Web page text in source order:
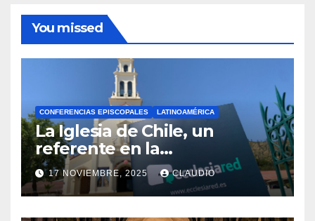
You missed
CONFERENCIAS EPISCOPALES LATINOAMÉRICA
La Iglesia de Chile, un
referente en la
transformación digital
gracias a Ecclesiared
17 NOVIEMBRE, 2025 CLAUDIO
N
O